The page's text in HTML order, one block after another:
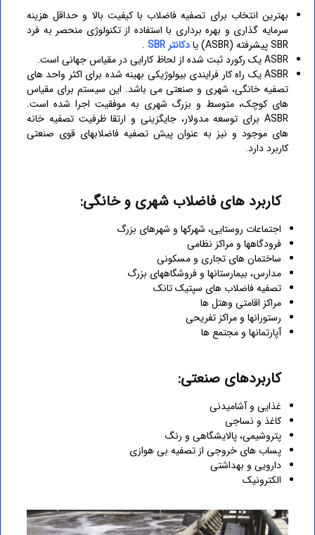
بهترین انتخاب برای تصفیه فاضلاب با کیفیت بالا و حداقل هزینه
سرمایه گذاری و بهره برداری با استفاده از تکنولوژی منحصر به فرد
SBR پیشرفته (ASBR) یا
دکانتر SBR
.
ASBR یک رکورد ثبت شده از لحاظ کارایی در مقیاس جهانی است.
ASBR یک راه کار فرایندی بیولوژیکی بهینه شده برای اکثر واحد های
تصفیه خانگی، شهری و صنعتی می باشد. این سیستم برای مقیاس
های کوچک، متوسط و بزرگ شهری به موفقیت اجرا شده است.
ASBR برای توسعه مدولار، جایگزینی و ارتقا ظرفیت تصفیه خانه
های موجود و نیز به عنوان پیش تصفیه فاضلابهای قوی صنعتی
کاربرد دارد.
کاربرد های فاضلاب شهری و خانگی:
اجتماعات روستایی، شهرکها و شهرهای بزرگ
فرودگاهها و مراکز نظامی
ساختمان های تجاری و مسکونی
مدارس، بیمارستانها و فروشگاههای بزرگ
تصفیه فاضلاب های سپتیک تانک
مراکز اقامتی وهتل ها
رستورانها و مراکز تفریحی
آپارتمانها و مجتمع ها
کاربردهای صنعتی:
غذایی و آشامیدنی
کاغذ و نساجی
پتروشیمی، پالایشگاهی و رنگ
پساب های خروجی از تصفیه بی هوازی
دارویی و بهداشتی
الکترونیک